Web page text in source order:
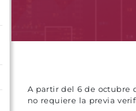
A partir del 6 de octubre
no requiere la previa